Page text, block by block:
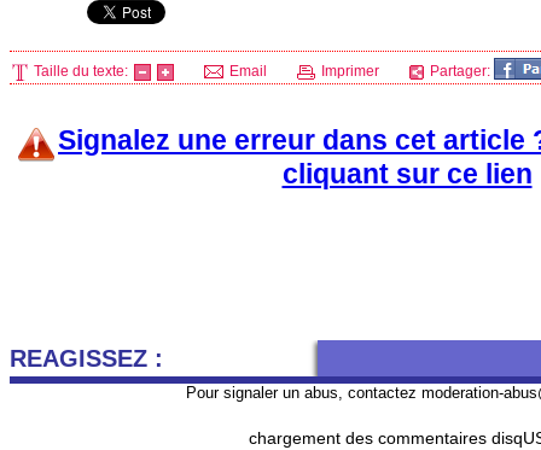
Taille du texte: Email Imprimer Partager:
Signalez une erreur dans cet article
cliquant sur ce lien
REAGISSEZ :
Pour signaler un abus, contactez moderation-
chargement des commentaires